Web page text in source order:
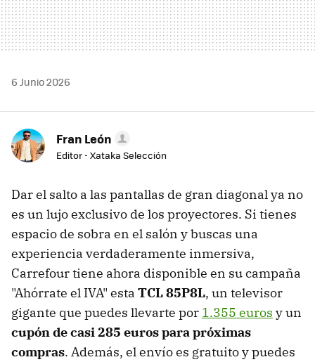
6 Junio 2026
Fran León
Editor - Xataka Selección
Dar el salto a las pantallas de gran diagonal ya no
es un lujo exclusivo de los proyectores. Si tienes
espacio de sobra en el salón y buscas una
experiencia verdaderamente inmersiva,
Carrefour tiene ahora disponible en su campaña
"Ahórrate el IVA" esta TCL 85P8L, un televisor
gigante que puedes llevarte por 1.355 euros y un
cupón de casi 285 euros para próximas
compras. Además, el envío es gratuito y puedes